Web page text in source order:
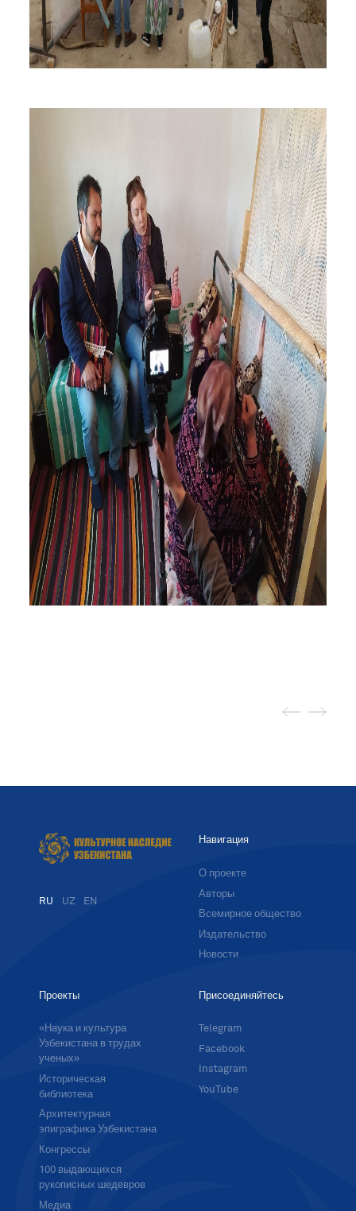
RU UZ EN
Навигация
О проекте
Авторы
Всемирное общество
Издательство
Новости
Проекты
«Наука и культура
Узбекистана в трудах
ученых»
Историческая
библиотека
Архитектурная
эпиграфика Узбекистана
Конгрессы
100 выдающихся
рукописных шедевров
Медиа
Присоединяйтесь
Telegram
Facebook
Instagram
YouTube